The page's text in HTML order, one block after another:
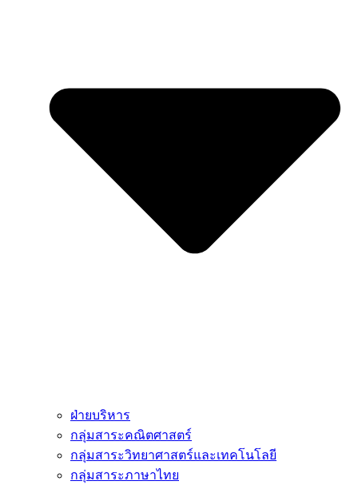
ฝ่ายบริหาร
กลุ่มสาระคณิตศาสตร์
กลุ่มสาระวิทยาศาสตร์และเทคโนโลยี
กลุ่มสาระภาษาไทย